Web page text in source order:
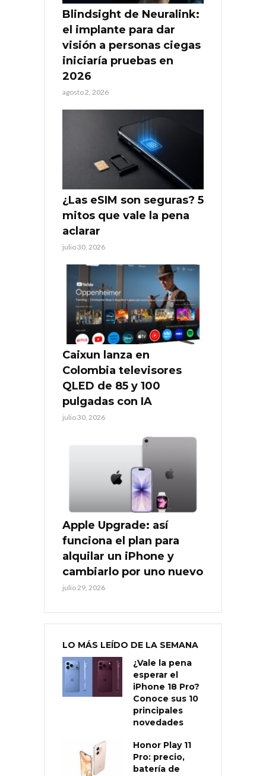
Blindsight de Neuralink:
el implante para dar
visión a personas ciegas
iniciaría pruebas en
2026
agosto 2, 2026
¿Las eSIM son seguras? 5
mitos que vale la pena
aclarar
julio 30, 2026
Caixun lanza en
Colombia televisores
QLED de 85 y 100
pulgadas con IA
julio 30, 2026
Apple Upgrade: así
funciona el plan para
alquilar un iPhone y
cambiarlo por uno nuevo
julio 29, 2026
LO MÁS LEÍDO DE LA SEMANA
¿Vale la pena
esperar el
iPhone 18 Pro?
Conoce sus 10
principales
novedades
Honor Play 11
Pro: precio,
batería de